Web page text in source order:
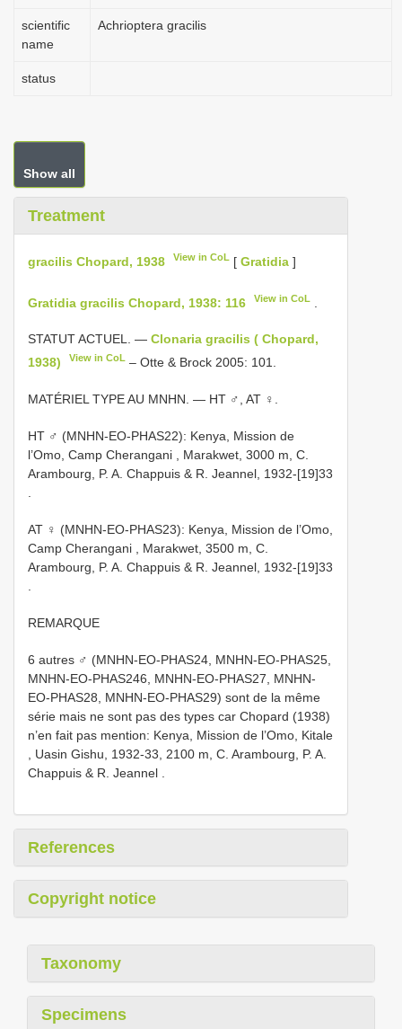
scientific
name
Achrioptera gracilis
status
Show all
Treatment
gracilis Chopard, 1938 View in CoL [Gratidia ]
Gratidia gracilis Chopard, 1938: 116 View in CoL
STATUT ACTUEL. — Clonaria gracilis ( Chopard,
1938)
View in CoL – Otte & Brock 2005: 101.
MATÉRIEL TYPE AU MNHN. — HT ♂, AT ♀.
HT ♂ (MNHN-EO-PHAS22): Kenya, Mission de
l’Omo, Camp Cherangani , Marakwet, 3000 m, C.
Arambourg, P. A. Chappuis & R. Jeannel, 1932-[19]33
AT ♀ (MNHN-EO-PHAS23): Kenya, Mission de l’Omo,
Camp Cherangani , Marakwet, 3500 m, C.
Arambourg, P. A. Chappuis & R. Jeannel, 1932-[19]33
REMARQUE
6 autres ♂ (MNHN-EO-PHAS24, MNHN-EO-PHAS25,
MNHN-EO-PHAS246, MNHN-EO-PHAS27, MNHN-
EO-PHAS28, MNHN-EO-PHAS29) sont de la même
série mais ne sont pas des types car Chopard (1938)
n’en fait pas mention: Kenya, Mission de l’Omo, Kitale
, Uasin Gishu, 1932-33, 2100 m, C. Arambourg, P. A.
Chappuis & R. Jeannel
References
Copyright notice
Taxonomy
Specimens